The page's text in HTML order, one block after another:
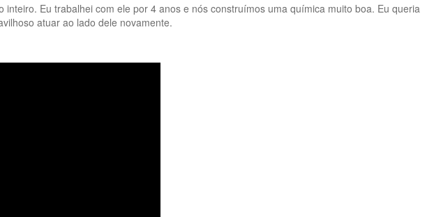
Eu trabalhei com ele por 4 anos e nós construímos uma química muito boa. Eu queria
atuar ao lado dele novamente.